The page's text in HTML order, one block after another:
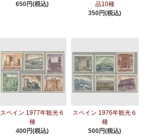
650円(税込)
品10種
350円(税込)
スペイン 1977年観光６
種
400円(税込)
スペイン 1976年観光６
種
500円(税込)